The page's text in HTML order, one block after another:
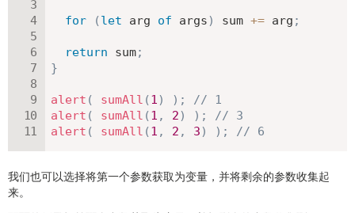
for (let arg of args) sum += arg ;
return sum;
}
alert ( sumAll (1) ) ;
// 1
alert ( sumAll (1 , 2) ) ;
// 3
alert ( sumAll (1 , 2 , 3) ) ; // 6
我们也可以选择将第一个参数获取为变量，并将剩余的参数收集起
来。